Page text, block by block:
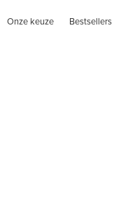
Onze keuze Bestsellers